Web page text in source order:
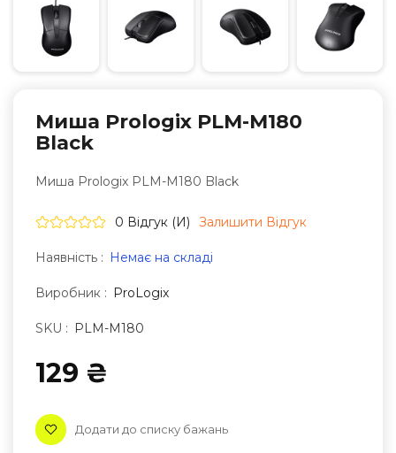
Миша Prologix PLM-M180
Black
Миша Prologix PLM-M180 Black
0 Відгук (и) Залишити Вiдгук
Наявність : Немає на складі
Виробник : ProLogix
SKU : PLM-M180
129 ₴
Додати до списку бажань